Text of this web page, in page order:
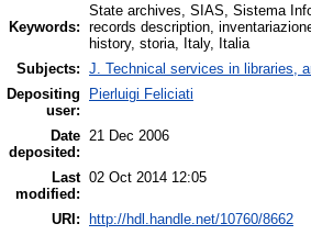
Keywords:
State archives, SIAS, Sistema
records description,
history, storia, Italy, Italia
Subjects: J. Technical services in libraries,
Depositing
user:
Pierluigi Feliciati
Date
deposited:
21 Dec 2006
Last
modified:
02 Oct 2014 12:05
URI: http://hdl.handle.net/10760/8662